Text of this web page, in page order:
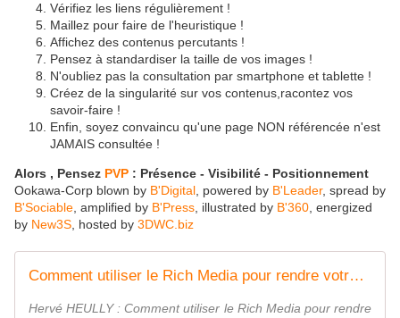
Vérifiez les liens régulièrement !
Maillez pour faire de l'heuristique !
Affichez des contenus percutants !
Pensez à standardiser la taille de vos images !
N'oubliez pas la consultation par smartphone et tablette !
Créez de la singularité sur vos contenus,racontez vos
savoir-faire !
Enfin, soyez convaincu qu'une page NON référencée n'est
JAMAIS consultée !
Alors , Pensez PVP : Présence - Visibilité - Positionnement
Ookawa-Corp blown by B'Digital , powered by B'Leader, spread by
B'Sociable , amplified by B'Press , illustrated by B'360 , energized
by New3S , hosted by 3DWC.biz
Comment utiliser le Rich Media pour rendre votre Site Web efficace - Tv des Entrepreneurs par Hervé Heully - OOKAWA Corp.
Hervé HEULLY : Comment utiliser le Rich Media pour rendre